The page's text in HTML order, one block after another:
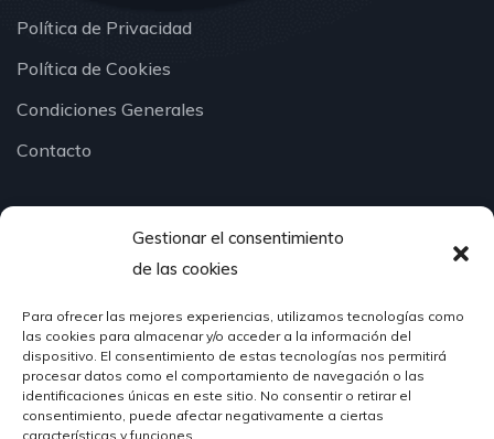
Gestionar el consentimiento
de las cookies
Para ofrecer las mejores experiencias, utilizamos tecnologías como
las cookies para almacenar y/o acceder a la información del
dispositivo. El consentimiento de estas tecnologías nos permitirá
procesar datos como el comportamiento de navegación o las
identificaciones únicas en este sitio. No consentir o retirar el
consentimiento, puede afectar negativamente a ciertas
características y funciones.
Política de Privacidad
Política de Cookies
Condiciones Generales
Contacto
¿Hablamos?
624 51 12 10
info@hosteleriasantander.com